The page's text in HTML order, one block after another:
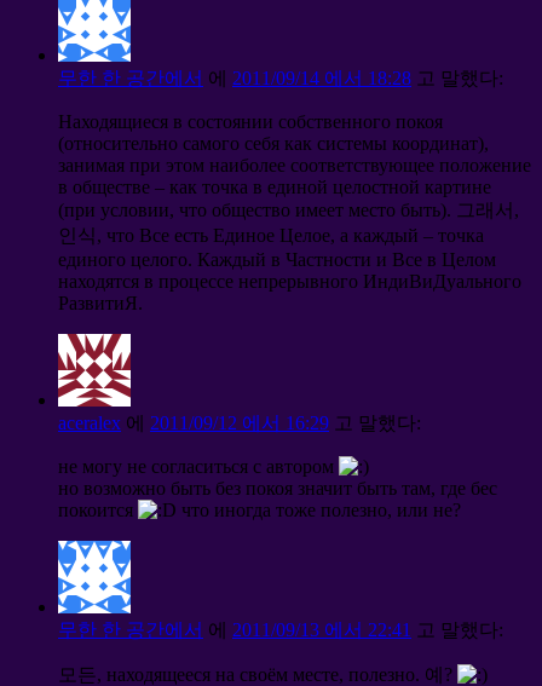
무한 한 공간에서 에 2011/09/14 에서 18:28 고 말했다:
Находящиеся в состоянии собственного покоя
(относительно самого себя как системы координат),
занимая при этом наиболее соответствующее положение
в обществе – как точка в единой целостной картине
(при условии, что общество имеет место быть). 그래서,
인식, что Все есть Единое Целое, а каждый – точка
единого целого. Каждый в Частности и Все в Целом
находятся в процессе непрерывного ИндиВиДуального
РазвитиЯ.
aceralex 에 2011/09/12 에서 16:29 고 말했다:
не могу не согласиться с автором
но возможно быть без покоя значит быть там, где бес
покоится
что иногда тоже полезно, или не?
무한 한 공간에서 에 2011/09/13 에서 22:41 고 말했다:
모든, находящееся на своём месте, полезно. 예?